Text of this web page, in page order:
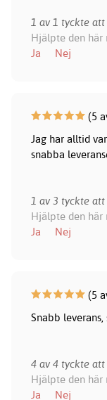
1 av 1 tyckte
Hjälpte den här
Ja
Nej
(5
Jag har alltid
snabba
1 av 3 tyckte
Hjälpte den här
Ja
Nej
(5
Snabb
4 av 4 tyckte
Hjälpte den här
Ja
Nej